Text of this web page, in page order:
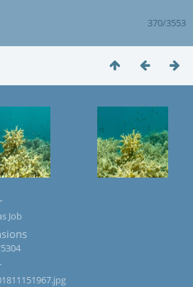
370/3553
Job